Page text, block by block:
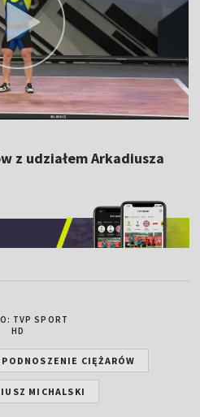
z udziałem Arkadiusza
TVP SPORT
HD
CIĘŻARÓW
MICHALSKI